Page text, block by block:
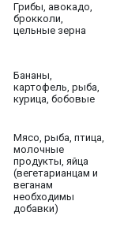
Грибы, авокадо,
брокколи,
цельные зерна
Бананы,
картофель, рыба,
курица, бобовые
Мясо, рыба, птица,
молочные
продукты, яйца
(вегетарианцам и
веганам
необходимы
добавки)